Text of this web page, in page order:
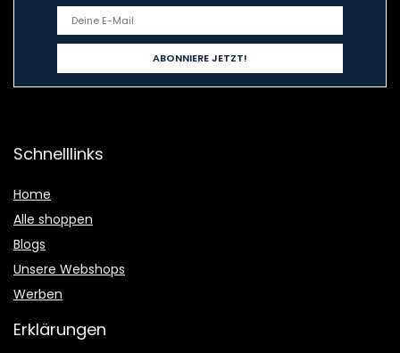
Schnelllinks
Home
Alle shoppen
Blogs
Unsere Webshops
Werben
Erklärungen